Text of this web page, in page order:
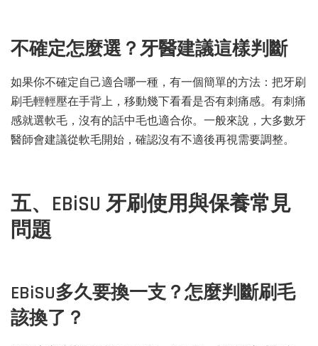
不確定怎麼選？牙醫建議這樣判斷
如果你不確定自己適合哪一種，有一個簡單的方法：把牙刷
刷毛輕輕壓在手背上，移動幾下看看是否有刺痛感。有刺痛
感就選軟毛，沒有的話中毛也適合你。一般來說，大多數牙
醫師會建議從軟毛開始，確認沒有不適後再視需要調整。
五、EBiSU 牙刷使用與保養常見
問題
EBiSU多久要換一支？怎麼判斷刷毛
該換了？